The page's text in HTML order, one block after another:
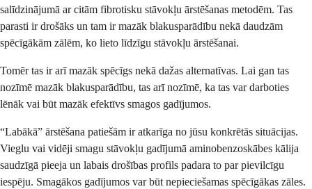
salīdzinājumā ar citām fibrotisku stāvokļu ārstēšanas metodēm. Tas
parasti ir drošāks un tam ir mazāk blakusparādību nekā daudzām
spēcīgākām zālēm, ko lieto līdzīgu stāvokļu ārstēšanai.
Tomēr tas ir arī mazāk spēcīgs nekā dažas alternatīvas. Lai gan tas
nozīmē mazāk blakusparādību, tas arī nozīmē, ka tas var darboties
lēnāk vai būt mazāk efektīvs smagos gadījumos.
“Labākā” ārstēšana patiešām ir atkarīga no jūsu konkrētās situācijas.
Vieglu vai vidēji smagu stāvokļu gadījumā aminobenzoskābes kālija
saudzīgā pieeja un labais drošības profils padara to par pievilcīgu
iespēju. Smagākos gadījumos var būt nepieciešamas spēcīgākas zāles.